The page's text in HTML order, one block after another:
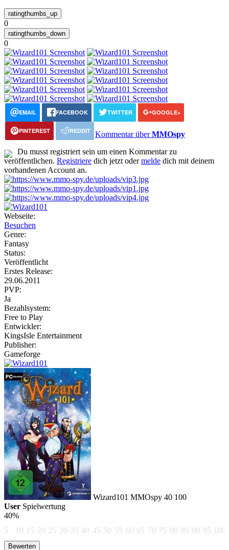
0
0
EMAIL FACEBOOK TWITTER GOOGLE+
PINTEREST REDDIT Kommentar überMMOspy
Du musst registriert sein um einen Kommentar zu
veröffentlichen. Registriere dich jetzt odermelde dich mit deinem
vorhandenen Account an.
Webseite:
Besuchen
Genre:
Fantasy
Status:
Veröffentlicht
Erstes Release:
29.06.2011
PVP:
Ja
Bezahlsystem:
Free to Play
Entwickler:
KingsIsle Entertainment
Publisher:
Gameforge
Wizard101 MMOspy 40 100
User Spielwertung
40%
5
10 15 20 25 30 35 40 45 50 55 60 65 70 75 80 85 90 95 100